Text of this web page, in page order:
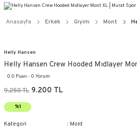
Anasayfa Erkek Giyim Mont
Helly Hansen
Helly Hansen Crew Hooded Mıdlayer
0.0 Puan - 0 Yorum
9.250 TL 9.200 TL
%1
Kategori
Mont